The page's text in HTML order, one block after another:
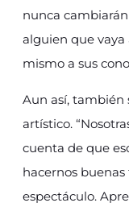
nunca
alguien que vaya
mismo a sus
Aun así, también
artístico.
cuenta de que
hacernos
espectáculo.